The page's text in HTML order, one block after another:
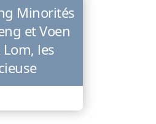
Minorités
et Voen
Lom, les